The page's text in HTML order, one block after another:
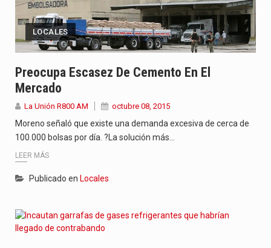
LOCALES
Preocupa Escasez De Cemento En El
Mercado
La Unión R800 AM octubre 08, 2015
Moreno señaló que existe una demanda excesiva de cerca de
100.000 bolsas por día. ?La solución más…
LEER MÁS
Publicado en Locales